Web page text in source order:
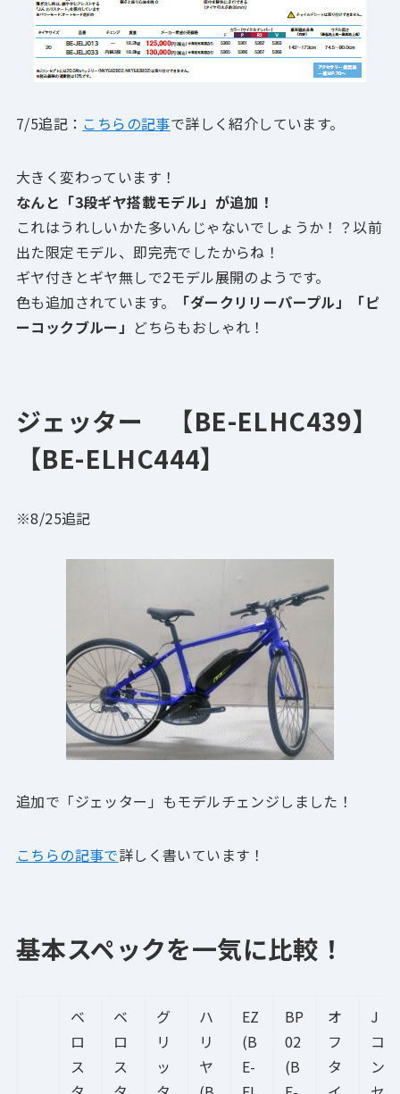
7/5追記： こちらの記事で詳しく紹介しています。
大きく変わっています！
なんと「3段ギヤ搭載モデル」が追加！
これはうれしいかた多いんじゃないでしょうか！？以前
出た限定モデル、即完売でしたからね！
ギヤ付きとギヤ無しで2モデル展開のようです。
色も追加されています。
「ダークリリーパープル」「ピ
ーコックブルー」 どちらもおしゃれ！
ジェッター 【BE-ELHC439】
【BE-ELHC444】
※8/25追記
追加で「ジェッター」もモデルチェンジしました！
こちらの記事で詳しく書いています！
基本スペックを一気に比較！
ベ
ロ
ス
ベ
ロ
ス
グ
リ
ッ
ハ
リ
ヤ
EZ
(B
E-
BP
02
(B
オ
フ
タ
J
コ
ン